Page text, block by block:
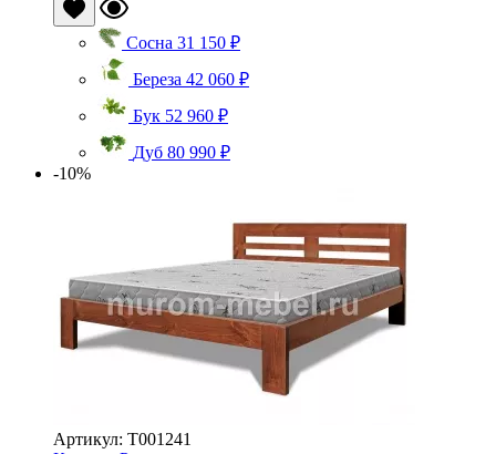
Сосна 31 150 ₽
Береза 42 060 ₽
Бук 52 960 ₽
Дуб 80 990 ₽
-10%
Артикул: Т001241